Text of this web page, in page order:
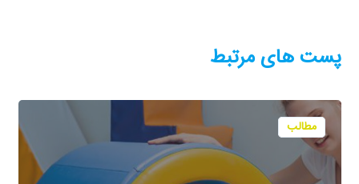
پست های مرتبط
مطالب